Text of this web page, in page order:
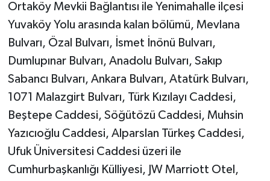
Ortaköy Mevkii Bağlantısı ile Yenimahalle ilçesi
Yuvaköy Yolu arasında kalan bölümü, Mevlana
Bulvarı, Özal Bulvarı, İsmet İnönü Bulvarı,
Dumlupınar Bulvarı, Anadolu Bulvarı, Sakıp
Sabancı Bulvarı, Ankara Bulvarı, Atatürk Bulvarı,
1071 Malazgirt Bulvarı, Türk Kızılayı Caddesi,
Beştepe Caddesi, Söğütözü Caddesi, Muhsin
Yazıcıoğlu Caddesi, Alparslan Türkeş Caddesi,
Ufuk Üniversitesi Caddesi üzeri ile
Cumhurbaşkanlığı Külliyesi, JW Marriott Otel,